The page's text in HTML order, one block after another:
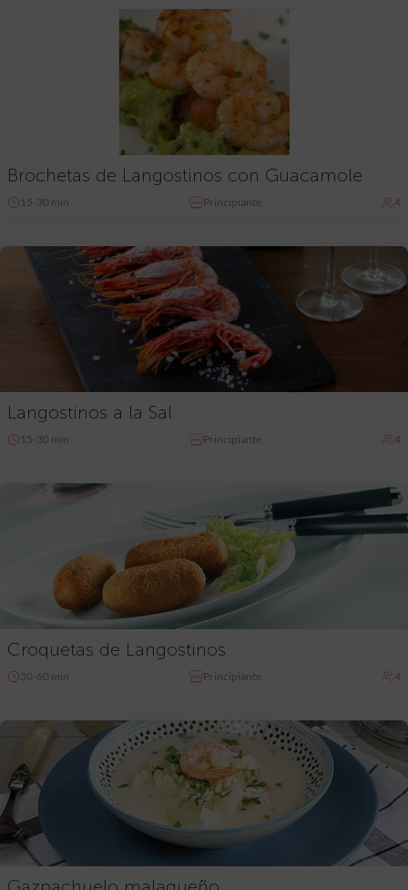
Brochetas de Langostinos con Guacamole
15-30 min Principiante 4
Langostinos a la Sal
15-30 min Principiante 4
Croquetas de Langostinos
30-60 min Principiante 4